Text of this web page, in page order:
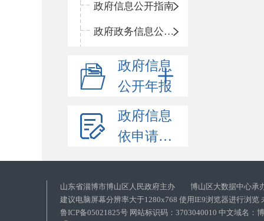
政府信息公开指南
政府政务信息公开目录
政府信息
公开年报
政府信息
依申请公开
山东省淄博市博山区人民政府主办 博山区大数据中心承
建议电脑屏幕分辨率大于1280x768 使用IE9浏览器进行浏览
鲁ICP备05021825号 网站标识码：3703040010 中文域名：